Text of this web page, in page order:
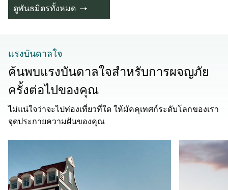
ดูพันธมิตรทั้งหมด
แรงบันดาลใจ
ค้นพบแรงบันดาลใจสําหรับการผจญภัย
ครั้งต่อไปของคุณ
ไม่แน่ใจว่าจะไปท่องเที่ยวที่ใด ให้มัคคุเทศก์ระดับโลกของเรา
จุดประกายความฝันของคุณ